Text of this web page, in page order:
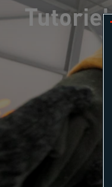
Tutoriel